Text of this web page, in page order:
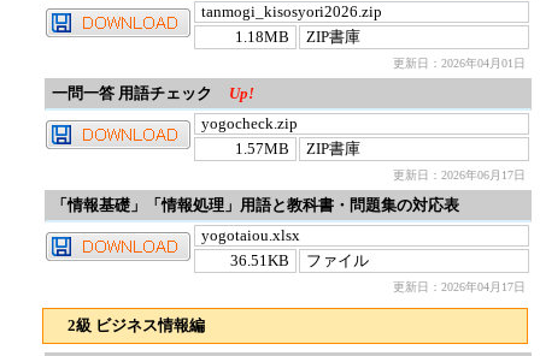
tanmogi_kisosyori2026.zip
1.18MB
ZIP書庫
更新日：2026年04月01日
一問一答 用語チェック
Up!
yogocheck.zip
1.57MB
ZIP書庫
更新日：2026年06月17日
「情報基礎」「情報処理」用語と教科書・問題集の対応表
yogotaiou.xlsx
36.51KB
ファイル
更新日：2026年04月17日
2級 ビジネス情報編